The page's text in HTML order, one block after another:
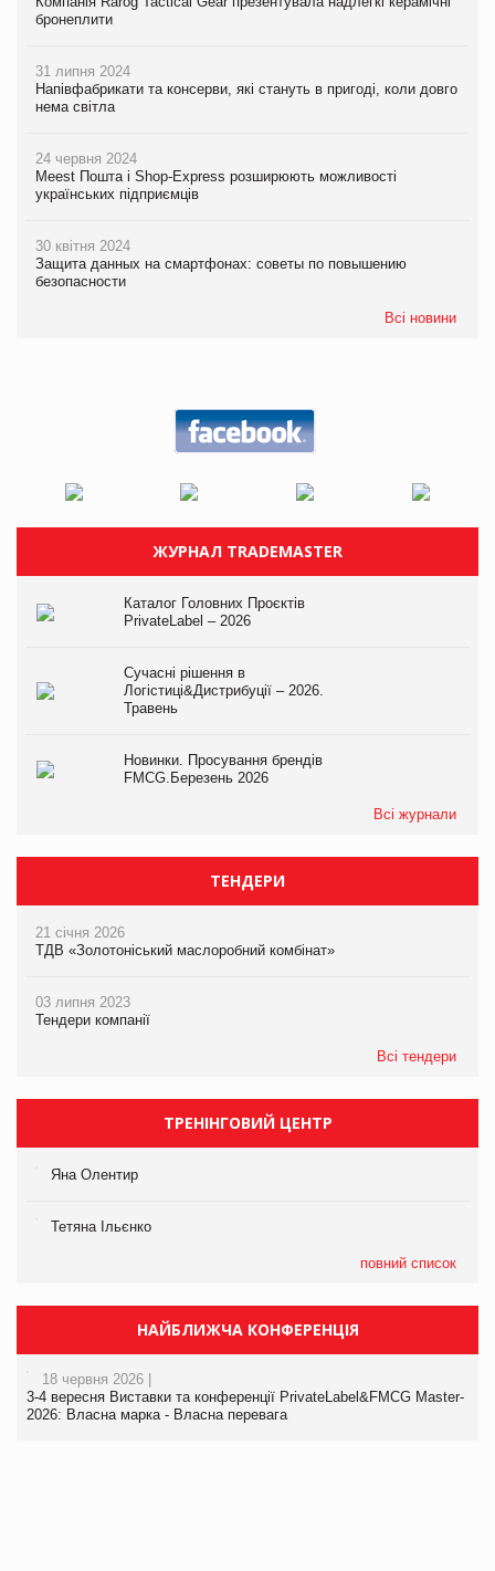
бронеплити
31 липня 2024
Напівфабрикати та консерви, які стануть в пригоді, коли довго
нема світла
24 червня 2024
Meest Пошта і Shop-Express розширюють можливості
українських підприємців
30 квітня 2024
Защита данных на смартфонах: советы по повышению
безопасности
Всі новини
ЖУРНАЛ TRADEMASTER
Каталог Головних Проєктів
PrivateLabel – 2026
Сучасні рішення в
Логістиці&Дистрибуції – 2026.
Травень
Новинки. Просування брендів
FMCG.Березень 2026
Всі журнали
ТЕНДЕРИ
21 січня 2026
ТДВ «Золотоніський маслоробний комбінат»
03 липня 2023
Тендери компанії
Всі тендери
ТРЕНІНГОВИЙ ЦЕНТР
Яна Олентир
Тетяна Ільєнко
повний список
НАЙБЛИЖЧА КОНФЕРЕНЦІЯ
18 червня 2026 |
3-4 вересня Виставки та конференції PrivateLabel&FMCG Master-
2026: Власна марка - Власна перевага